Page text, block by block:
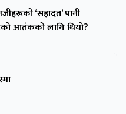
‘सहादत’ पानी
आतंकको लागि थियो?